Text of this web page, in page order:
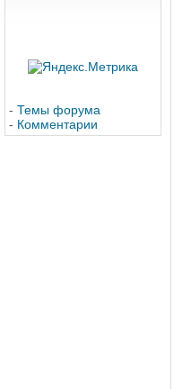
- Темы форума
- Комментарии